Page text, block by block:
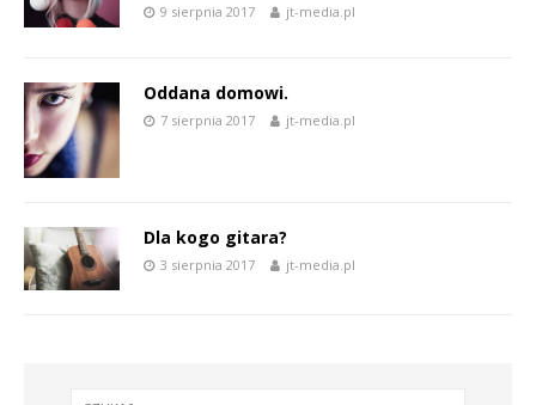
9 sierpnia 2017 jt-media.pl
Oddana domowi.
7 sierpnia 2017 jt-media.pl
Dla kogo gitara?
3 sierpnia 2017 jt-media.pl